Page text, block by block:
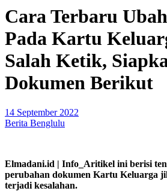
Cara Terbaru
Pada Kartu
Salah Ketik,
Dokumen Berikut
14 September 2022
Berita Benglulu
Elmadani.id | Info_Aritikel ini berisi
perubahan dokumen Kartu Keluarga
terjadi kesalahan.